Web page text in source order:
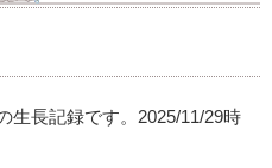
生長記録です。2025/11/29時